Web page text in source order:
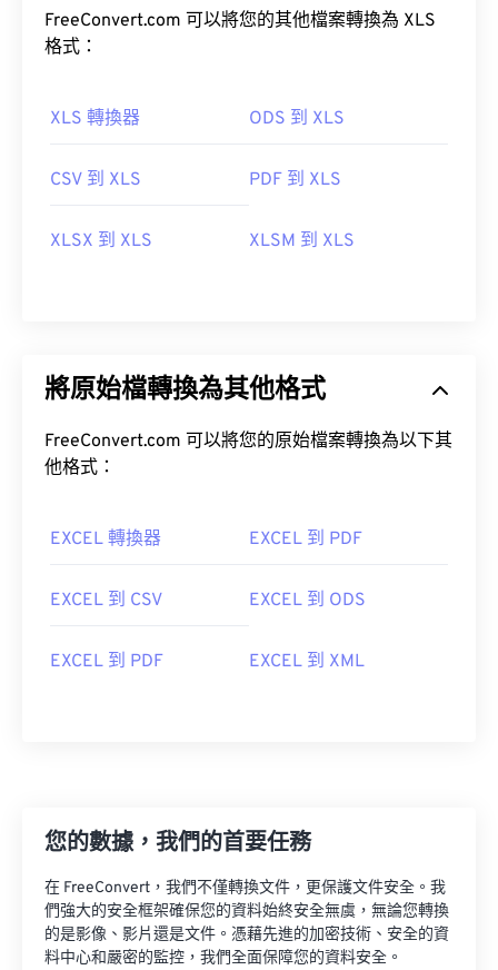
FreeConvert.com 可以將您的其他檔案轉換為 XLS
格式：
XLS 轉換器 ODS 到 XLS
CSV 到 XLS PDF 到 XLS
XLSX 到 XLS XLSM 到 XLS
將原始檔轉換為其他格式
FreeConvert.com 可以將您的原始檔案轉換為以下其
他格式：
EXCEL 轉換器 EXCEL 到 PDF
EXCEL 到 CSV EXCEL 到 ODS
EXCEL 到 PDF EXCEL 到 XML
您的數據，我們的首要任務
在 FreeConvert，我們不僅轉換文件，更保護文件安全。我
們強大的安全框架確保您的資料始終安全無虞，無論您轉換
的是影像、影片還是文件。憑藉先進的加密技術、安全的資
料中心和嚴密的監控，我們全面保障您的資料安全。